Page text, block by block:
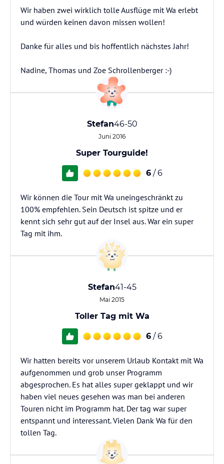
Wir haben zwei wirklich tolle Ausflüge mit Wa erlebt
und würden keinen davon missen wollen!
Danke für alles und bis hoffentlich nächstes Jahr!
Nadine, Thomas und Zoe Schrollenberger :-)
Stefan46-50
Juni 2016
Super Tourguide!
6 / 6
Wir können die Tour mit Wa uneingeschränkt zu
100% empfehlen. Sein Deutsch ist spitze und er
kennt sich sehr gut auf der Insel aus. War ein super
Tag mit ihm.
Stefan41-45
Mai 2015
Toller Tag mit Wa
6 / 6
Wir hatten bereits vor unserem Urlaub Kontakt mit Wa
aufgenommen und grob unser Programm
abgesprochen. Es hat alles super geklappt und wir
haben viel neues gesehen was man bei anderen
Touren nicht im Programm hat. Der tag war super
entspannt und interessant. Vielen Dank Wa für den
tollen Tag.